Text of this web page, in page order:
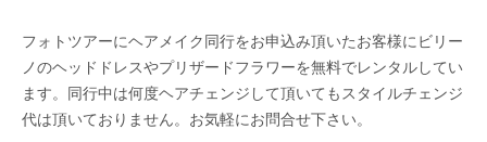
フォトツアーにヘアメイク同行をお申込み頂いたお客様にビリー
ノのヘッドドレスやプリザードフラワーを無料でレンタルしてい
ます。同行中は何度ヘアチェンジして頂いてもスタイルチェンジ
代は頂いておりません。お気軽にお問合せ下さい。